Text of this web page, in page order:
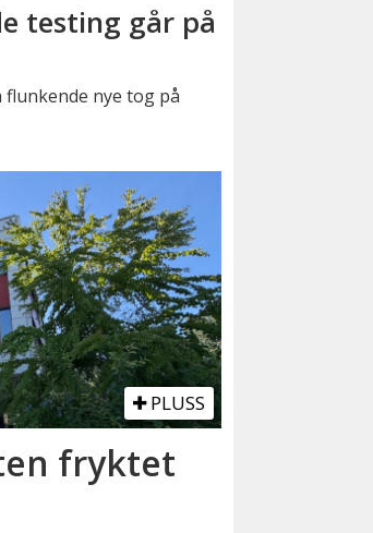
testing går på
nye tog på
PLUSS
fryktet